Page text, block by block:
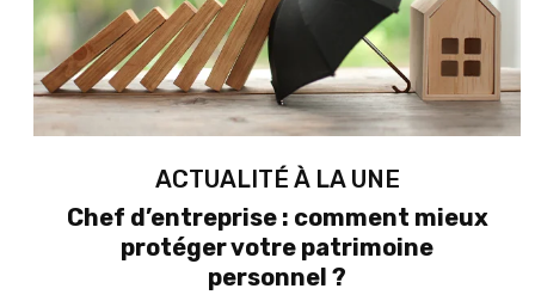
ACTUALITÉ À LA UNE
Chef d’entreprise : comment mieux
protéger votre patrimoine
personnel ?